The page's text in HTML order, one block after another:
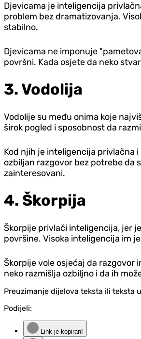
D‌jevicama je inteligencija
problem bez dramatizovanja.
stabilno.
D‌jevicama ne imponuje
površni. Kada osjete da neko
3. Vodolija
Vodolije su među onima koje
širok pogled i sposobnost da
Kod njih je inteligencija privlačna
ozbiljan razgovor bez potrebe da
zainteresovani.
4. Škorpija
Škorpije privlači inteligencija, jer
površine. Visoka inteligencija im
Škorpije vole osjećaj da razgovor
neko razmišlja ozbiljno i da ih
Preuzimanje dijelova teksta ili teksta
Podijeli:
Link je kopiran!